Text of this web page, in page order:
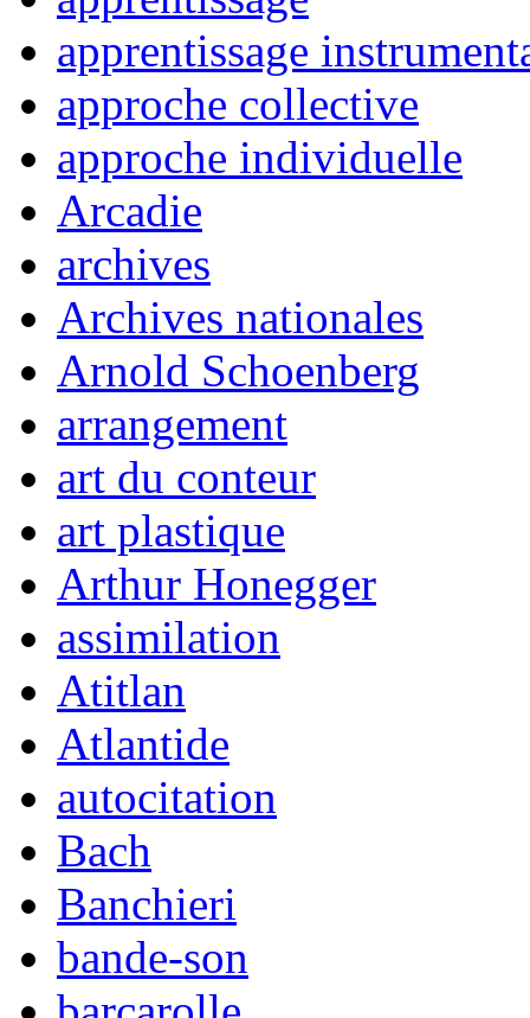
apprentissage
approche collective
approche individuelle
Arcadie
archives
Archives nationales
Arnold Schoenberg
arrangement
art du conteur
art plastique
Arthur Honegger
assimilation
Atitlan
Atlantide
autocitation
Bach
Banchieri
bande-son